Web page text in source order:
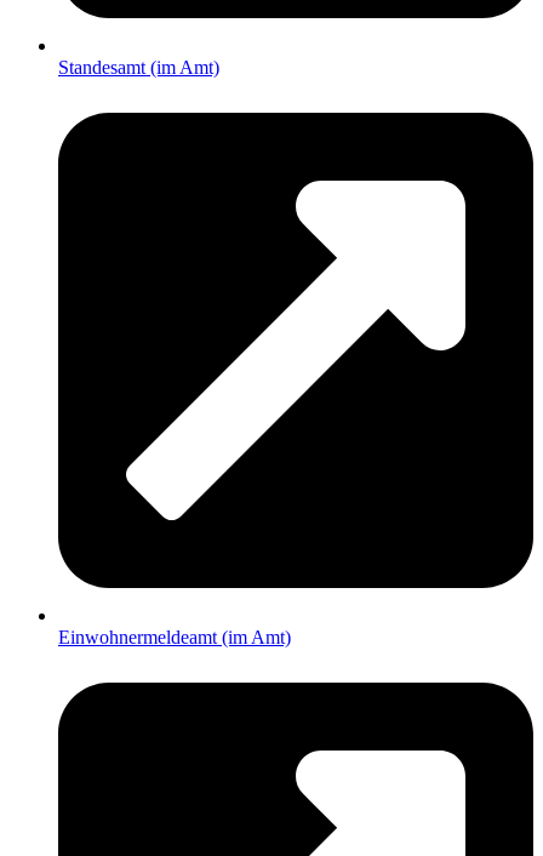
Standesamt (im Amt)
Einwohnermeldeamt (im Amt)